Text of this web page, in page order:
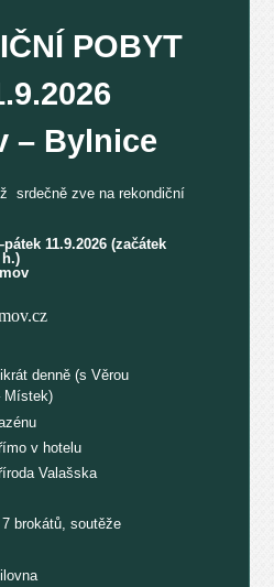
POBYT
– Bylnice
srdečně zve na rekondiční
11.9.2026 (začátek
denně (s Věrou
Místek)
v hotelu
Valašska
brokátů, soutěže